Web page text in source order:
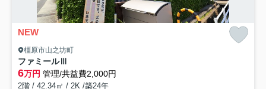
NEW
橿原市山之坊町
ファミールⅢ
6万円 管理/共益費2,000円
2階 / 42.34㎡ / 2K /築24年